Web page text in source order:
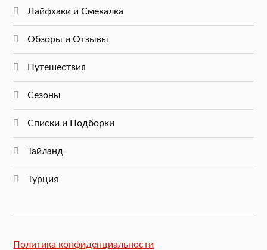
Лайфхаки и Смекалка
Обзоры и Отзывы
Путешествия
Сезоны
Списки и Подборки
Тайланд
Турция
Политика конфиденциальности